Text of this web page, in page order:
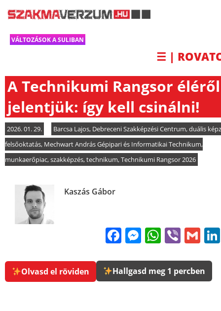
VÁLTOZÁSOK A SULIBAN
☰ |
A Technikumi Rangsor éléről
jelentjük: így kell csinálni!
2026. 01. 29. Barcsa Lajos, Debreceni Szakképzési Centrum,duális
felsőoktatás, Mechwart András Gépipari és Informatikai Technikum,
munkaerőpiac,szakképzés,technikum,Technikumi Rangsor 2026
Kaszás Gábor
FacebookViber
Olvasd el röviden Hallgasd meg 1 percben